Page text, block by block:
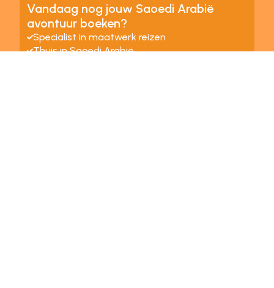
Vandaag nog jouw Saoedi Arabië
avontuur boeken?
Specialist in maatwerk reizen
Thuis in Saoedi Arabië